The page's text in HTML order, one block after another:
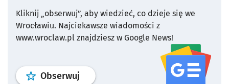
Kliknij „obserwuj”, aby wiedzieć, co dzieje się we
Wrocławiu. Najciekawsze wiadomości z
www.wroclaw.pl znajdziesz w Google News!
Obserwuj profil serwisu